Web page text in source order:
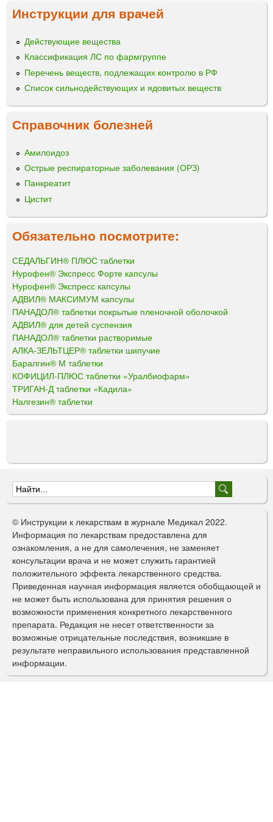
Инструкции для врачей
Действующие вещества
Классификация ЛС по фармгруппе
Перечень веществ, подлежащих контролю в РФ
Список сильнодействующих и ядовитых веществ
Справочник болезней
Амилоидоз
Острые респираторные заболевания (ОРЗ)
Панкреатит
Цистит
Обязательно посмотрите:
СЕДАЛЬГИН® ПЛЮС таблетки
Нурофен® Экспресс Форте капсулы
Нурофен® Экспресс капсулы
АДВИЛ® МАКСИМУМ капсулы
ПАНАДОЛ® таблетки покрытые пленочной оболочкой
АДВИЛ® для детей суспензия
ПАНАДОЛ® таблетки растворимые
АЛКА-ЗЕЛЬТЦЕР® таблетки шипучие
Баралгин® М таблетки
КОФИЦИЛ-ПЛЮС таблетки «Уралбиофарм»
ТРИГАН-Д таблетки «Кадила»
Налгезин® таблетки
Ф
о
р
м
а
п
о
и
с
к
© Инструкции к лекарствам в журнале Медикал 2022.
Информация по лекарствам предоставлена для
ознакомления, а не для самолечения, не заменяет
консультации врача и не может служить гарантией
положительного эффекта лекарственного средства.
Приведенная научная информация является обобщающей и
не может быть использована для принятия решения о
возможности применения конкретного лекарственного
препарата. Редакция не несет ответственности за
возможные отрицательные последствия, возникшие в
результате неправильного использования представленной
информации.